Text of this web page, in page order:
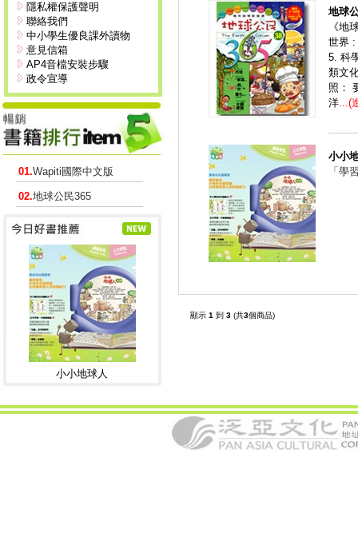
隱私權保護聲明
聯絡我們
中小學生優良課外讀物
意見信箱
AP4音檔安裝步驟
政令宣導
01.Wapiti國際中文版
02.地球公民365
小小地球人
地球
《地
世界 :
5. 科
類文
照：
洋...(
小小
「學
顯示 1 到 3(共3個商品)